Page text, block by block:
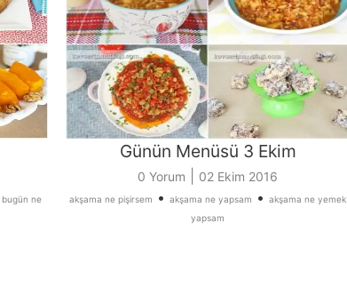
bugün ne
Günün Menüsü 3 Ekim
0 Yorum 02 Ekim 2016
akşama ne pişirsem • akşama ne yapsam • akşama ne yemek
yapsam